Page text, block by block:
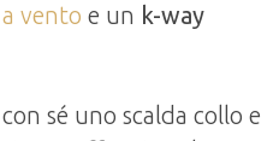
vento e un k-way
sé uno scalda collo e